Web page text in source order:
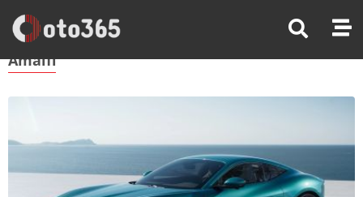
Trang Chủ Amalfi
Amalfi